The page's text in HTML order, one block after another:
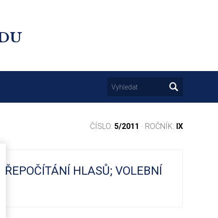
ČÍSLO: 5/2011 · ROČNÍK: IX
HLASŮ; VOLEBNÍ